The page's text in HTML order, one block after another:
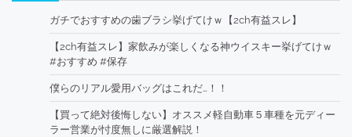
ガチでおすすめの歯ブラシ挙げてけｗ【2ch有益スレ】
【2ch有益スレ】家飲みが楽しくなる神ウイスキー挙げてけｗ
#おすすめ #保存
僕らのリアル愛用バッグはこれだ…！！
【買って絶対後悔しない】オススメ軽自動車５車種を元ディー
ラー営業が忖度無しに厳選解説！